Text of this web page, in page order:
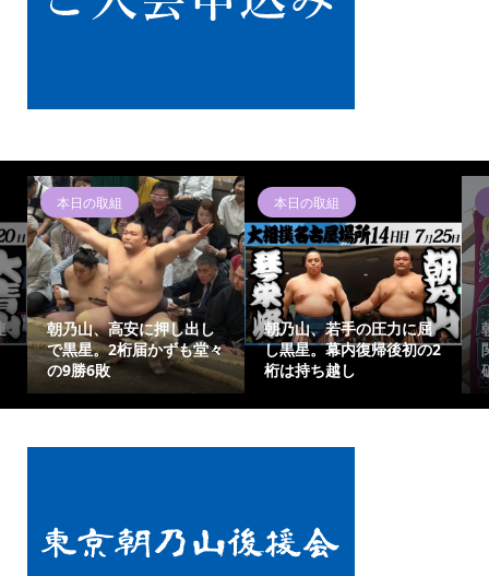
本日の取組
朝乃山、高安に押し出し
で黒星。2桁届かずも堂々
の9勝6敗
本日の取組
朝乃山、若手の圧力に屈
し黒星。幕内復帰後初の2
桁は持ち越し